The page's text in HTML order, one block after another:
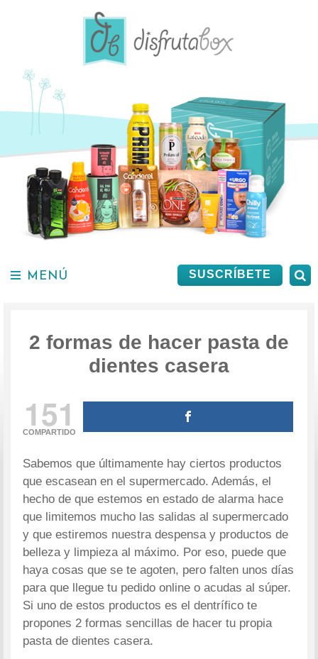
SUSCRÍBETE
MENÚ
2 formas de hacer pasta de
dientes casera
151
COMPARTIDO
Sabemos que últimamente hay ciertos productos
que escasean en el supermercado. Además, el
hecho de que estemos en estado de alarma hace
que limitemos mucho las salidas al supermercado
y que estiremos nuestra despensa y productos de
belleza y limpieza al máximo. Por eso, puede que
haya cosas que se te agoten, pero falten unos días
para que llegue tu pedido online o acudas al súper.
Si uno de estos productos es el dentrífico te
propones 2 formas sencillas de hacer tu propia
pasta de dientes casera.